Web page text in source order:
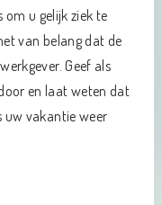
om u gelijk ziek te
van belang dat de
Geef als
en laat weten dat
uw vakantie weer